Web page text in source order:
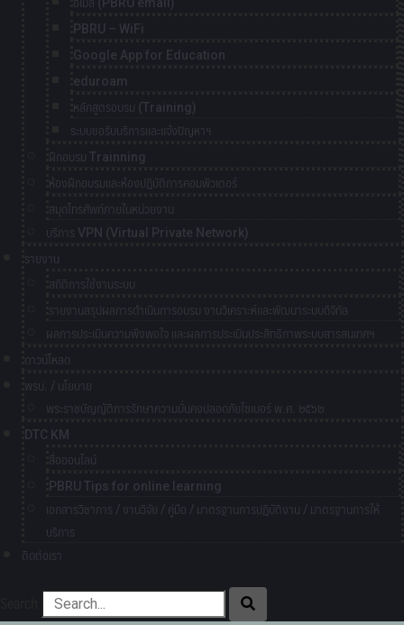
อีเมล์ (PBRU email)
PBRU – WiFi
Google App for Education
eduroam
หลักสูตรอบรม (Training)
ระบบขอรับบริการและแจ้งปัญหาฯ
ฝึกอบรม Trainning
ห้องฝึกอบรมและห้องปฏิบัติการคอมพิวเตอร์
สมุดโทรศัพท์ภายในหน่วยงาน
บริการ VPN (Virtual Private Network)
รายงาน
สถิติการใช้งานระบบ
รายงานสรุปผลการดำเนินการอบรม งานวิเคราะห์และพัฒนาระบบดิจิทัล
ผลการประเมินความพึงพอใจ และผลการประเมินประสิทธิภาพระบบสารสนเทศฯ
ดาวน์โหลด
พรบ. / นโยบาย
พระราชบัญญัติการรักษาความมั่นคงปลอดภัยไซเบอร์ พ.ศ. ๒๕๖๒
DTC KM
สื่อออนไลน์
PBRU Tips for online learning
เอกสารวิชาการ / งานวิจัย / คู่มือ / มาตรฐานการปฏิบัติงาน / มาตรฐานการให้
บริการ
ติดต่อเรา